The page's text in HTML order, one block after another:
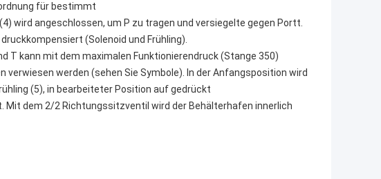
für bestimmt
wird angeschlossen, um P zu tragen und versiegelte gegen Portt.
(Solenoid und Frühling).
T kann mit dem maximalen Funktionierendruck (Stange 350)
verwiesen werden (sehen Sie Symbole). In der Anfangsposition wird
(5), in bearbeiteter Position auf gedrückt
Mit dem 2/2 Richtungssitzventil wird der Behälterhafen innerlich